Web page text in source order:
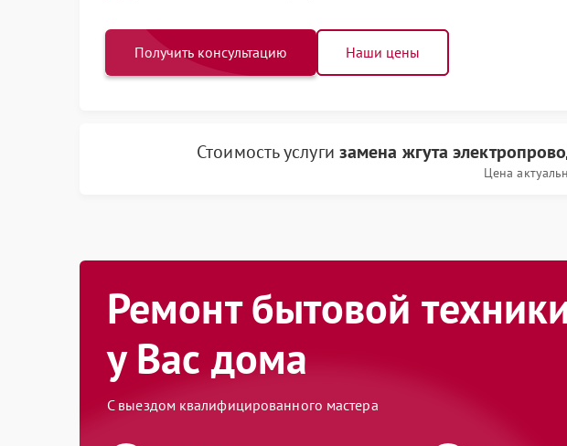
Получить консультацию Наши цены
Стоимость услуги замена жгута
Цена
Ремонт бытовой
у Вас дома
С выездом квалифицированного мастера